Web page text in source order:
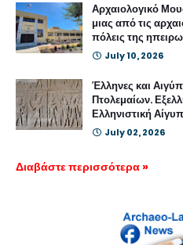
Αρχαιολογικό
μιας από τις
πόλεις της
July 10, 2026
Έλληνες και
Πτολεμαίων.
Ελληνιστική
July 02, 2026
Διαβάστε περισσότερα »